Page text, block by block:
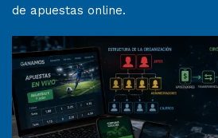
de apuestas online.